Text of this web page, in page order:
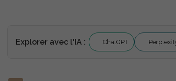
Explorer avec l'IA : ChatGPT